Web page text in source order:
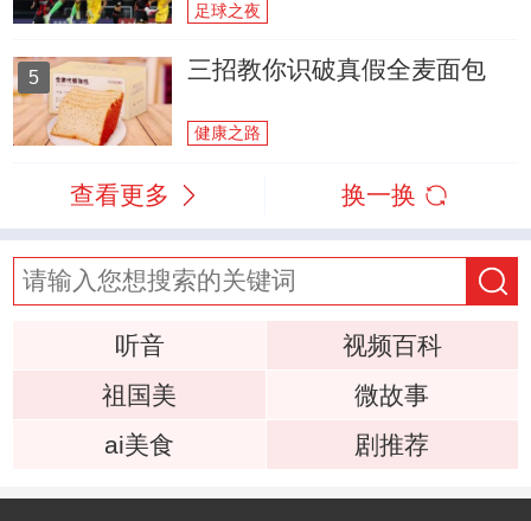
足球之夜
5 三招教你识破真假全麦面包
健康之路
查看更多 换一换
听音
视频百科
祖国美
微故事
ai美食
剧推荐